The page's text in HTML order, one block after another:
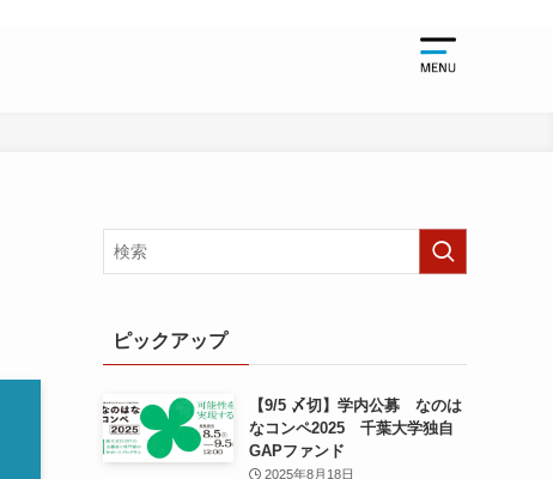
千葉大学関
起業支援
ピックアップ
【9/5 〆切】学内公募 なのは
なコンペ2025 千葉大学独自
GAPファンド
2025年8月18日